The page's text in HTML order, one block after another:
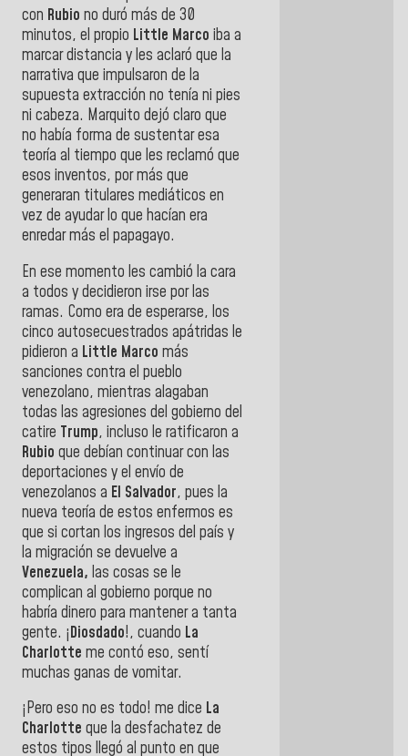
con Rubio no duró más de 30
minutos, el propio Little Marco iba a
marcar distancia y les aclaró que la
narrativa que impulsaron de la
supuesta extracción no tenía ni pies
ni cabeza. Marquito dejó claro que
no había forma de sustentar esa
teoría al tiempo que les reclamó que
esos inventos, por más que
generaran titulares mediáticos en
vez de ayudar lo que hacían era
enredar más el papagayo.
En ese momento les cambió la cara
a todos y decidieron irse por las
ramas. Como era de esperarse, los
cinco autosecuestrados apátridas le
pidieron a Little Marco más
sanciones contra el pueblo
venezolano, mientras alagaban
todas las agresiones del gobierno del
catire Trump, incluso le ratificaron a
Rubio que debían continuar con las
deportaciones y el envío de
venezolanos a El Salvador, pues la
nueva teoría de estos enfermos es
que si cortan los ingresos del país y
la migración se devuelve a
Venezuela, las cosas se le
complican al gobierno porque no
habría dinero para mantener a tanta
gente. ¡Diosdado!, cuando La
Charlotte me contó eso, sentí
muchas ganas de vomitar.
¡Pero eso no es todo! me dice La
Charlotte que la desfachatez de
estos tipos llegó al punto en que